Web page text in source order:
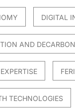
DIGITAL
AND
EXPERTISE
TECHNOLOGIES